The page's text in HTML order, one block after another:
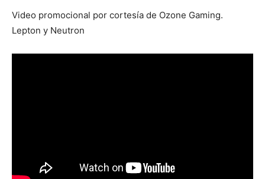
Video promocional por cortesía de Ozone Gaming.
Lepton y Neutron